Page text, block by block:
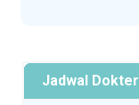
Jadwal Dokter